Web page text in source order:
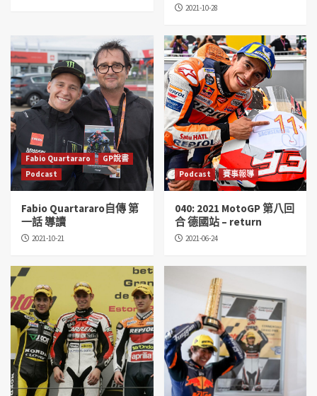
2021-10-28
Fabio Quartararo
GP說書
Podcast
Fabio Quartararo自傳 第
一話 導讀
2021-10-21
Podcast 賽事報導
040: 2021 MotoGP 第八回
合 德國站 – return
2021-06-24